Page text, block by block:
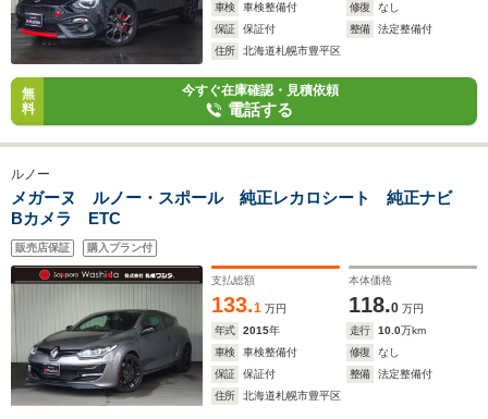
車検
車検整備付 修復
なし
保証
保証付 整備
法定整備付
住所
北海道札幌市豊平区
無
料
今すぐ在庫確認・見積依頼
電話する
ルノー
メガーヌ ルノー・スポール 純正レカロシート 純正ナビ
Bカメラ ETC
販売店保証 購入プラン付
支払総額
133.1 万円
本体価格
118.0 万円
年式
2015年 走行 10.0万km
車検
車検整備付 修復
なし
保証
保証付 整備
法定整備付
住所
北海道札幌市豊平区